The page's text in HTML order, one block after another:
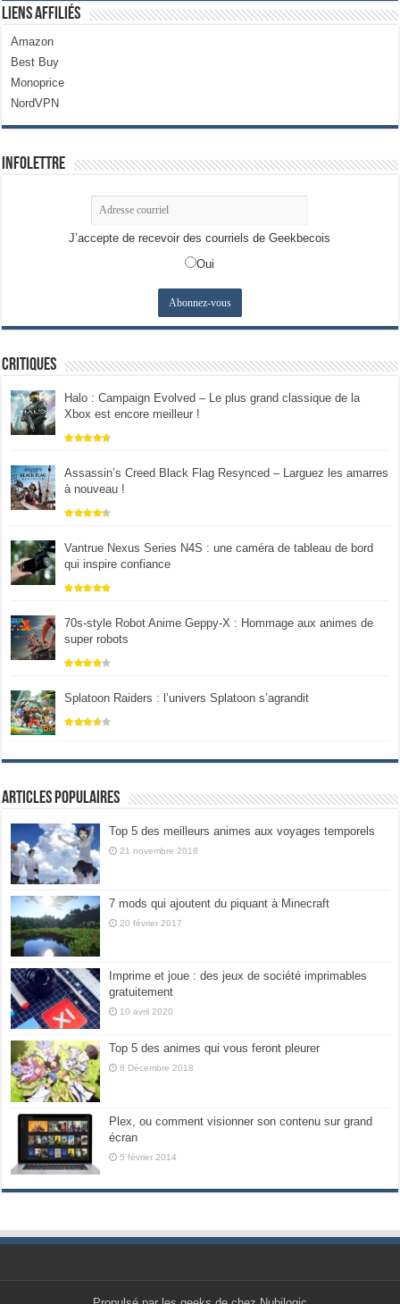
Liens Affiliés
Amazon
Best Buy
Monoprice
NordVPN
Infolettre
J’accepte de recevoir des courriels de Geekbecois
Oui
Critiques
Halo : Campaign Evolved – Le plus grand classique de la
Xbox est encore meilleur !
Assassin’s Creed Black Flag Resynced – Larguez les amarres
à nouveau !
Vantrue Nexus Series N4S : une caméra de tableau de bord
qui inspire confiance
70s-style Robot Anime Geppy-X : Hommage aux animes de
super robots
Splatoon Raiders : l’univers Splatoon s’agrandit
Articles populaires
Top 5 des meilleurs animes aux voyages temporels
21 novembre 2018
7 mods qui ajoutent du piquant à Minecraft
20 février 2017
Imprime et joue : des jeux de société imprimables
gratuitement
10 avril 2020
Top 5 des animes qui vous feront pleurer
8 Décembre 2018
Plex, ou comment visionner son contenu sur grand
écran
5 février 2014